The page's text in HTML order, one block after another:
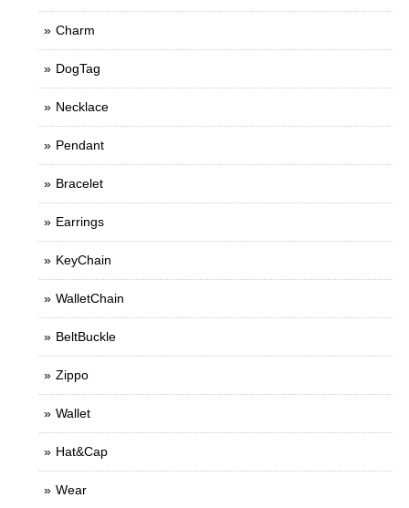
Charm
DogTag
Necklace
Pendant
Bracelet
Earrings
KeyChain
WalletChain
BeltBuckle
Zippo
Wallet
Hat&Cap
Wear